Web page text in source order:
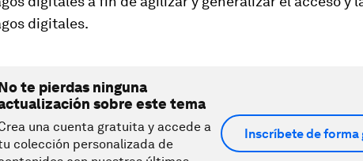
digitales.
te pierdas ninguna
sobre este tema
una cuenta gratuita y accede a
colección personalizada de
Inscríbete de forma